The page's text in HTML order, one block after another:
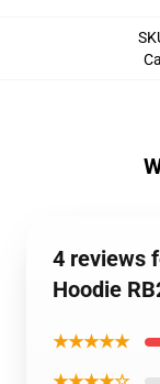
4 reviews
Hoodie
★★★★★